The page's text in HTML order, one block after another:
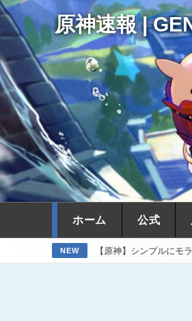
原神速報 |
ホーム 公式
NEW
【原神】シンプルにモラが無い モラってい